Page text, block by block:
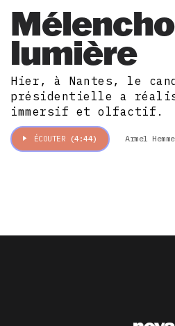
lumière
Hier, à Nantes, le
présidentielle a
immersif et olfactif.
ÉCOUTER (4:44) Armel Hemme